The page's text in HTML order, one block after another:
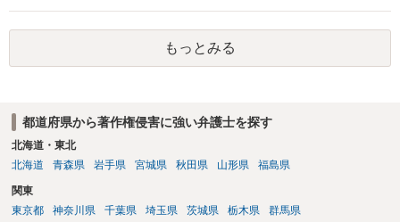
た、改変・SNS掲載が認められたオープンライセンス素材を、利用条
件に従って使う方法もあります。トレースした図を残したい場合は、
自分だけの学習用にとどめるのが安全です。
もっとみる
都道府県から著作権侵害に強い弁護士を探す
北海道・東北
北海道
青森県 岩手県 宮城県 秋田県 山形県 福島県
関東
東京都
神奈川県 千葉県 埼玉県 茨城県 栃木県 群馬県